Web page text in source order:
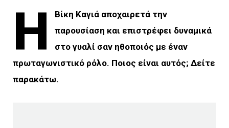
Η
Βίκη Καγιά αποχαιρετά την
παρουσίαση και επιστρέφει δυναμικά
στο γυαλί σαν ηθοποιός με έναν
πρωταγωνιστικό ρόλο. Ποιος είναι αυτός; Δείτε
παρακάτω.